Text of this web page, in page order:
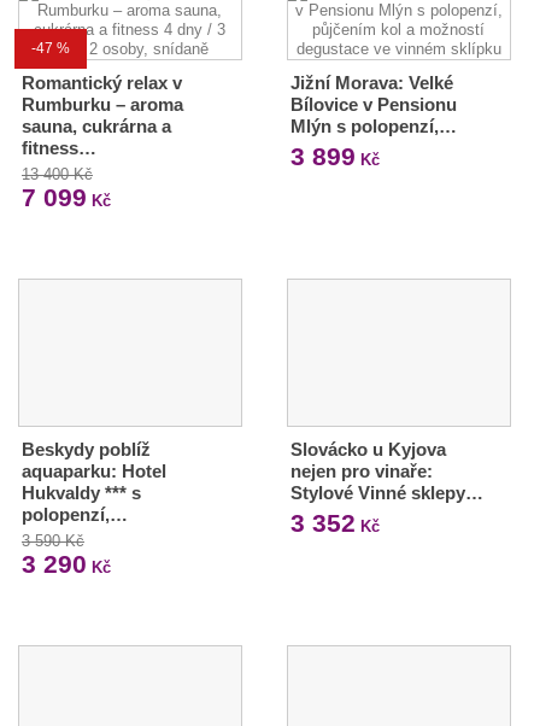
-47 %
Romantický relax v
Rumburku – aroma
sauna, cukrárna a
fitness…
13 400 Kč
7 099 Kč
Jižní Morava: Velké
Bílovice v Pensionu
Mlýn s polopenzí,…
3 899 Kč
Beskydy poblíž
aquaparku: Hotel
Hukvaldy *** s
polopenzí,…
3 590 Kč
3 290 Kč
Slovácko u Kyjova
nejen pro vinaře:
Stylové Vinné sklepy…
3 352 Kč